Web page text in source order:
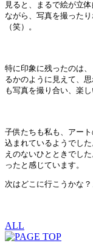
見ると、まるで絵が立
ながら、写真を撮った
（笑）。
特に印象に残ったのは
るかのように見えて、
も写真を撮り合い、楽
子供たちも私も、アー
込まれているようでし
えのないひとときでし
ったと感じています。
次はどこに行こうかな
ALL